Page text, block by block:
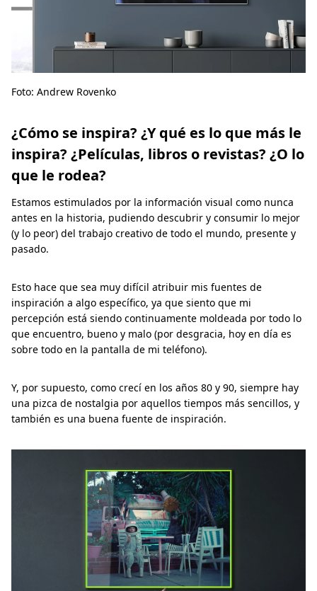
Foto: Andrew Rovenko
¿Cómo se inspira? ¿Y qué es lo que más le
inspira? ¿Películas, libros o revistas? ¿O lo
que le rodea?
Estamos estimulados por la información visual como nunca
antes en la historia, pudiendo descubrir y consumir lo mejor
(y lo peor) del trabajo creativo de todo el mundo, presente y
pasado.
Esto hace que sea muy difícil atribuir mis fuentes de
inspiración a algo específico, ya que siento que mi
percepción está siendo continuamente moldeada por todo lo
que encuentro, bueno y malo (por desgracia, hoy en día es
sobre todo en la pantalla de mi teléfono).
Y, por supuesto, como crecí en los años 80 y 90, siempre hay
una pizca de nostalgia por aquellos tiempos más sencillos, y
también es una buena fuente de inspiración.